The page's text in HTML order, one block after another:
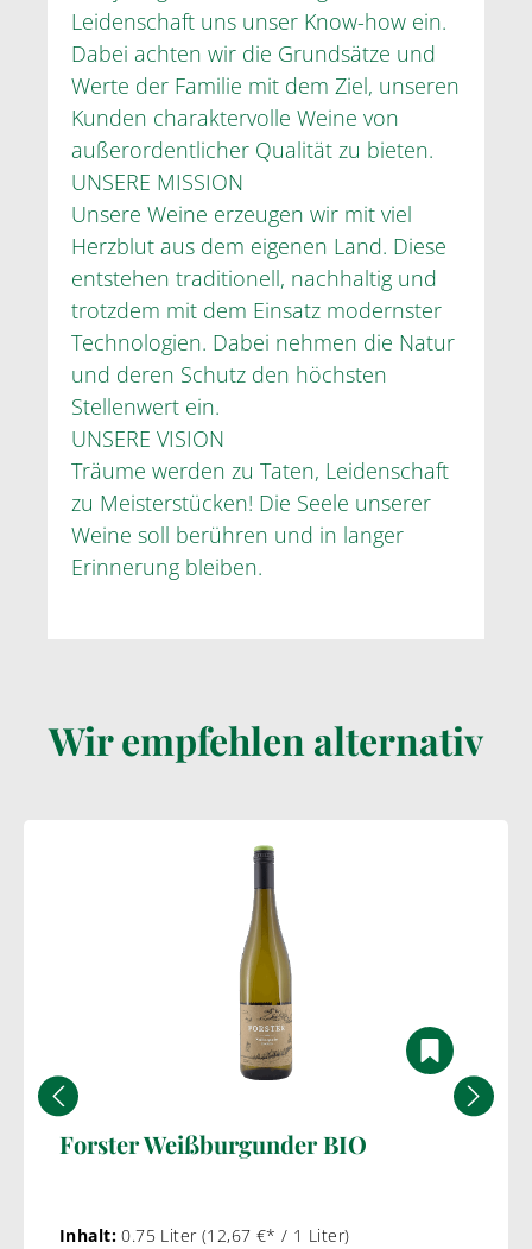
Leidenschaft uns unser Know-how ein.
Dabei achten wir die Grundsätze und
Werte der Familie mit dem Ziel, unseren
Kunden charaktervolle Weine von
außerordentlicher Qualität zu bieten.
UNSERE MISSION
Unsere Weine erzeugen wir mit viel
Herzblut aus dem eigenen Land. Diese
entstehen traditionell, nachhaltig und
trotzdem mit dem Einsatz modernster
Technologien. Dabei nehmen die Natur
und deren Schutz den höchsten
Stellenwert ein.
UNSERE VISION
Träume werden zu Taten, Leidenschaft
zu Meisterstücken! Die Seele unserer
Weine soll berühren und in langer
Erinnerung bleiben.
Wir empfehlen alternativ
Forster Weißburgunder BIO
Inhalt:0.75 Liter (12,67 €* / 1 Liter)